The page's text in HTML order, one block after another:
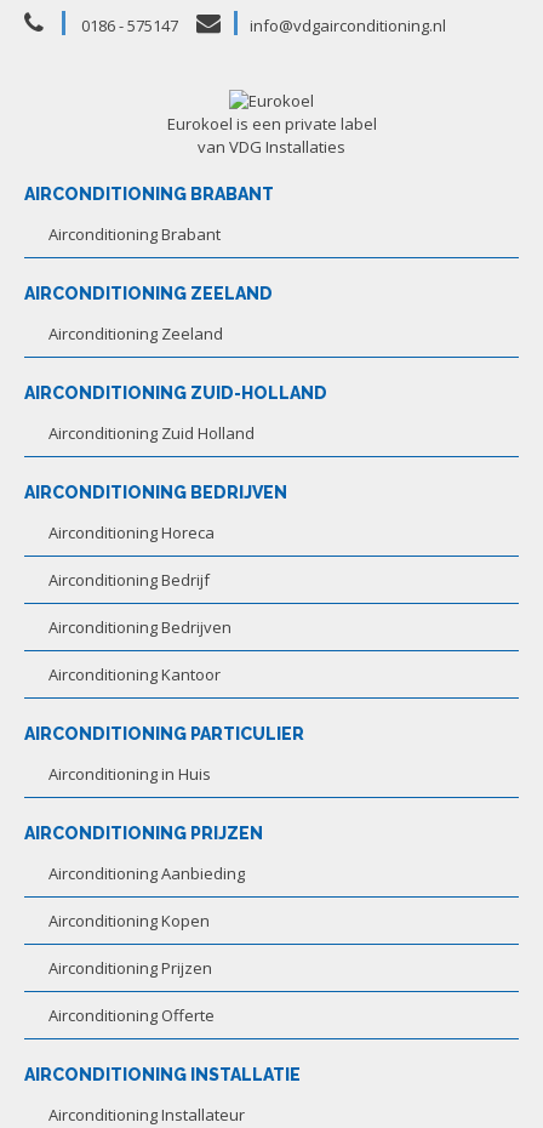
0186 - 575147
info@vdgairconditioning.nl
Eurokoel is een private label
van VDG Installaties
AIRCONDITIONING BRABANT
Airconditioning Brabant
AIRCONDITIONING ZEELAND
Airconditioning Zeeland
AIRCONDITIONING ZUID-HOLLAND
Airconditioning Zuid Holland
AIRCONDITIONING BEDRIJVEN
Airconditioning Horeca
Airconditioning Bedrijf
Airconditioning Bedrijven
Airconditioning Kantoor
AIRCONDITIONING PARTICULIER
Airconditioning in Huis
AIRCONDITIONING PRIJZEN
Airconditioning Aanbieding
Airconditioning Kopen
Airconditioning Prijzen
Airconditioning Offerte
AIRCONDITIONING INSTALLATIE
Airconditioning Installateur